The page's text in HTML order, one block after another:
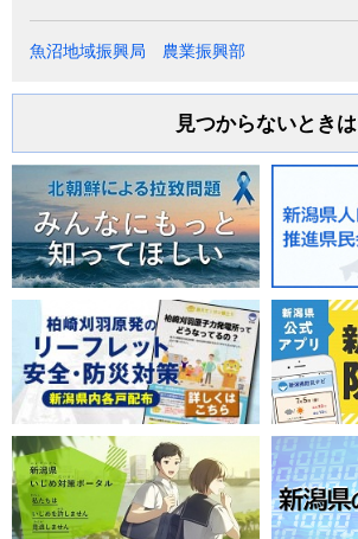
魚沼地域振興局 農業振興部
見つからないときは